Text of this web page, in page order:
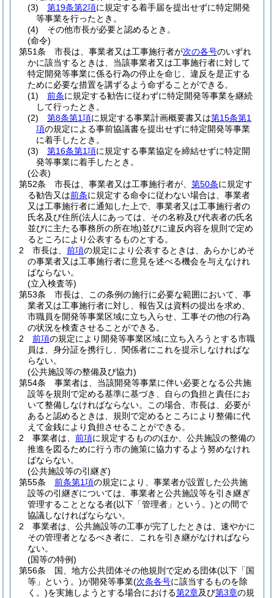
(3)
第19条第2項に規定する着手届を提出せずに特定開発
等事業を行ったとき。
(4)
その他市長が必要と認めるとき。
(命令)
第51条
市長は、事業者又は工事施行者が次の各号のいずれ
かに該当するときは、当該事業者又は工事施行者に対して
特定開発等事業に係る行為の停止を命じ、違反を是正する
ために必要な措置を講ずるよう命ずることができる。
(1)
前条に規定する勧告に従わずに特定開発等事業を継続
して行ったとき。
(2)
第8条第1項に規定する事業計画概要書又は第15条第1
項の規定による事前協議書を提出せずに特定開発等事業
に着手したとき。
(3)
第16条第1項に規定する事業協定を締結せずに特定開
発等事業に着手したとき。
(公表)
第52条
市長は、事業者又は工事施行者が、 第50条に規定す
る勧告又は前条に規定する命令に従わない場合は、事業者
又は工事施行者に通知した上で、事業者又は工事施行者の
氏名及び住所(法人にあっては、その名称及び代表者の氏名
並びに主たる事務所の所在地)並びに違反内容を規則で定め
るところにより公表するものとする。
2
市長は、 前項の規定により公表するときは、あらかじめそ
の事業者又は工事施行者に意見を述べる機会を与えなけれ
ばならない。
(立入検査等)
第53条
市長は、この条例の施行に必要な範囲において、事
業者又は工事施行者に対し、報告又は資料の提出を求め、
市職員を開発等事業区域に立ち入らせ、工事その他の行為
の状況を検査させることができる。
2
前項の規定により開発等事業区域に立ち入ろうとする市職
員は、身分証を携行し、関係者にこれを提示しなければな
らない。
(公共施設等の整備及び協力)
第54条
事業者は、当該開発等事業に伴い必要となる公共施
設等を規則で定める基準に基づき、自らの負担と責任にお
いて整備しなければならない。
この場合、市長は、必要が
あると認めるときは、規則で定めるところにより整備に代
えて金銭により負担させることができる。
2
事業者は、 前項に規定するもののほか、公共施設の整備の
推進を図るために行う市の施策に協力するよう努めなけれ
ばならない。
(公共施設等の引継ぎ)
第55条
前条第1項の規定により、事業者が設置した公共施
設等の引継ぎについては、事業者と公共施設等を引き継ぎ
管理することとなる者(以下「管理者」という。)との間で
協議しなければならない。
2
事業者は、公共施設等の工事が完了したときは、速やかに
その管理者となるべき者に、これを引き継がなければなら
ない。
(国等の特例)
第56条
国、地方公共団体その他規則で定める団体(以下「国
等」という。)が開発等事業(次条各号に該当するものを除
く。)を実施しようとする場合における第2章及び第3章の規